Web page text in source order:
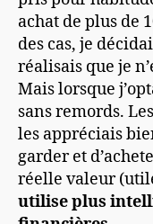
achat de plus de
des cas, je
réalisais que je
Mais lorsque
sans remords.
les appréciais
garder et
réelle valeur
utilise plus